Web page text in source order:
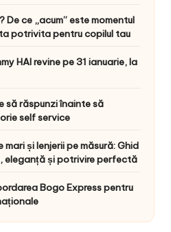
De ce „acum” este momentul
potrivita pentru copilul tau
HAI revine pe 31 ianuarie, la
să răspunzi înainte să
self service
și lenjerii pe măsură: Ghid
eleganță și potrivire perfectă
Bogo Express pentru